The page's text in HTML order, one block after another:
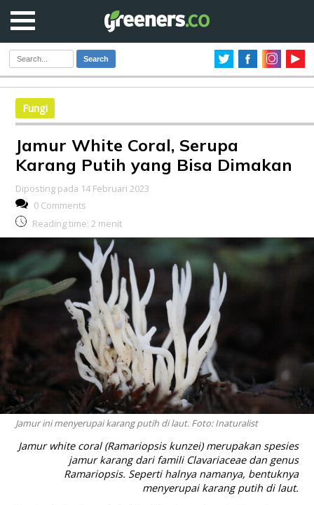
Search
Fungi
Jamur White Coral, Serupa
Karang Putih yang Bisa Dimakan
Diposting pada 14 Februari 2023
0 Comments
Reading time: 2 menit
Jamur ini menyerupai karang putih di laut. Foto: Inaturalist
Jamur white coral (Ramariopsis kunzei) merupakan spesies
jamur karang dari famili Clavariaceae dan genus
Ramariopsis. Seperti halnya namanya, bentuknya
menyerupai karang putih di laut.